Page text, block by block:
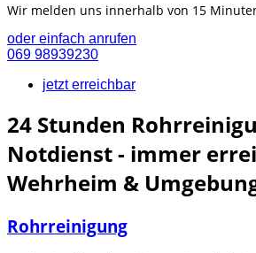
Wir melden uns innerhalb von 15
oder einfach anrufen
069 98939230
jetzt erreichbar
24 Stunden
Notdienst - immer
Wehrheim &
Rohrreinigung